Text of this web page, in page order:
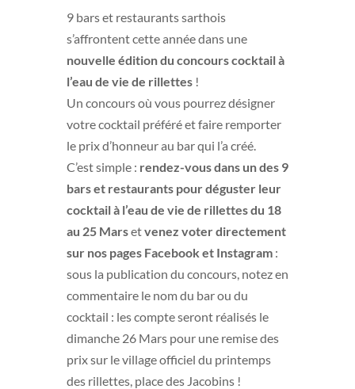
9 bars et restaurants sarthois
s’affrontent cette année dans une
nouvelle édition du concours cocktail à
l’eau de vie de rillettes !
Un concours où vous pourrez désigner
votre cocktail préféré et faire remporter
le prix d’honneur au bar qui l’a créé.
C’est simple : rendez-vous dans un des 9
bars et restaurants pour déguster leur
cocktail à l’eau de vie de rillettes du 18
au 25 Marsetvenez voter directement
sur nos pages Facebook et Instagram :
sous la publication du concours, notez en
commentaire le nom du bar ou du
cocktail : les compte seront réalisés le
dimanche 26 Mars pour une remise des
prix sur le village officiel du printemps
des rillettes, place des Jacobins !